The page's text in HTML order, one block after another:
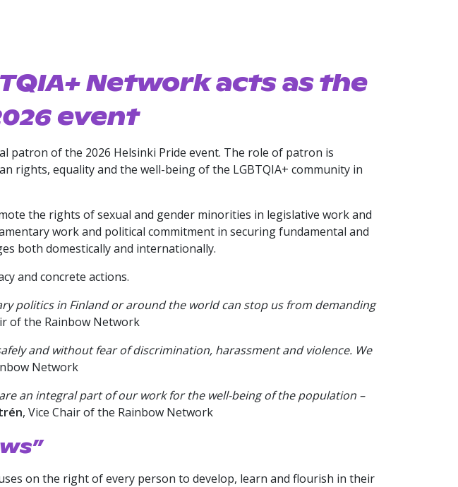
Network acts as the
event
patron of the 2026 Helsinki Pride event. The role of patron is
rights, equality and the well-being of the LGBTQIA+ community in
the rights of sexual and gender minorities in legislative work and
work and political commitment in securing fundamental and
both domestically and internationally.
and concrete actions.
politics in Finland or around the world can stop us from demanding
of the Rainbow Network
and without fear of discrimination, harassment and violence. We
Network
an integral part of our work for the well-being of the population –
, Vice Chair of the Rainbow Network
on the right of every person to develop, learn and flourish in their